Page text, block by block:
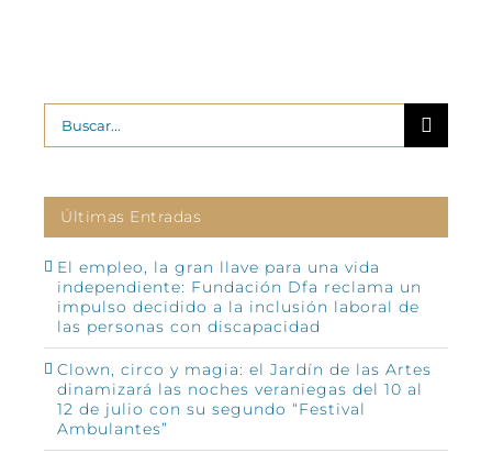
Buscar:
Últimas Entradas
El empleo, la gran llave para una vida
independiente: Fundación Dfa reclama un
impulso decidido a la inclusión laboral de
las personas con discapacidad
Clown, circo y magia: el Jardín de las Artes
dinamizará las noches veraniegas del 10 al
12 de julio con su segundo “Festival
Ambulantes”